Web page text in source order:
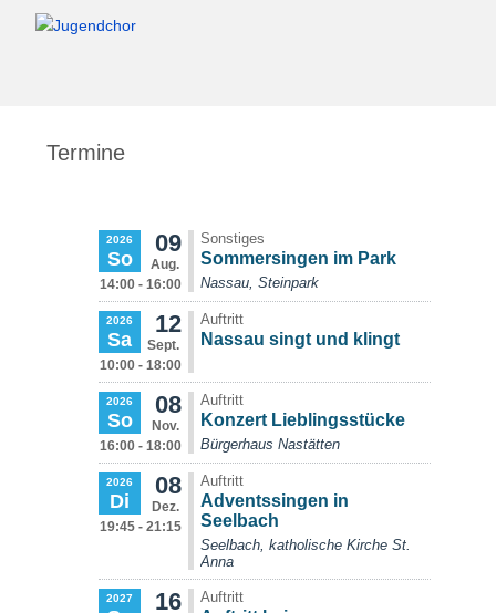
Termine